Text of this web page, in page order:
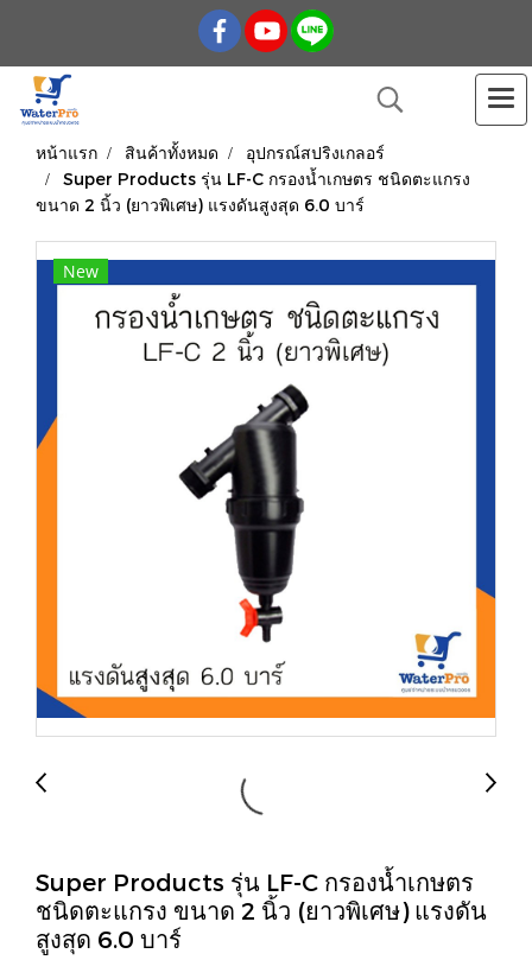
หน้าแรก สินค้าทั้งหมด
อุปกรณ์สปริงเกลอร์
Super Products รุ่น LF-C กรองน้ำเกษตร ชนิดตะแกรง
ขนาด 2 นิ้ว (ยาวพิเศษ) แรงดันสูงสุด 6.0 บาร์
New
Super Products รุ่น LF-C กรองน้ำเกษตร
ชนิดตะแกรง ขนาด 2 นิ้ว (ยาวพิเศษ) แรงดัน
สูงสุด 6.0 บาร์